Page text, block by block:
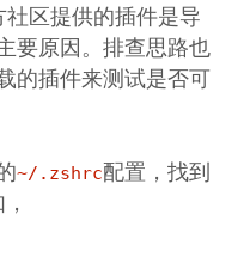
社区提供的插件是导
要原因。排查思路也
的插件来测试是否可
~/.zshrc配置，找到